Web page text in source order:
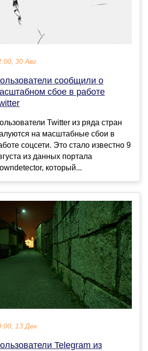
30 Авг
сообщили о
сбое в работе
Twitter из ряда стран
на масштабные сбои в
соцсети. Это стало известно 9
из данных портала
который...
13 Дек
Telegram из